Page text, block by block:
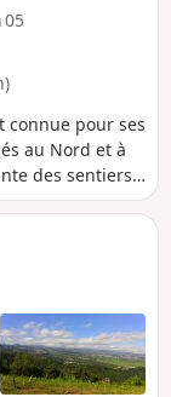
05
pour ses
au Nord et à
des sentiers
des
de la Plaine
certains !
sur la
de faire